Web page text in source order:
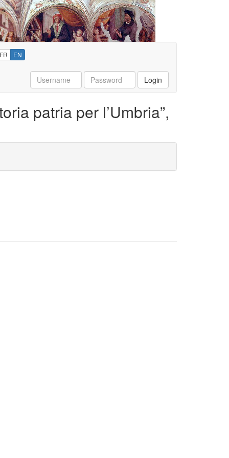
FR EN
Username Password Login
patria per l’Umbria”,